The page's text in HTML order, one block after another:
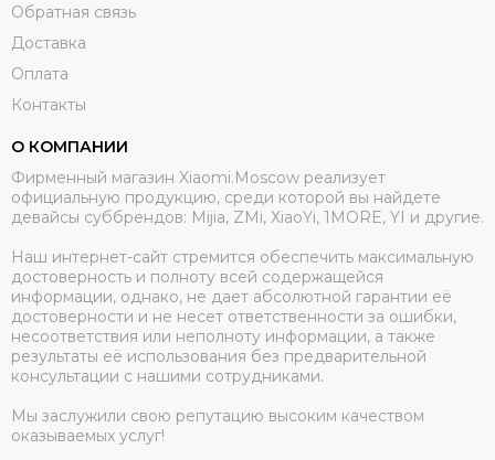
Обратная связь
Доставка
Оплата
Контакты
О КОМПАНИИ
Фирменный магазин Xiaomi.Moscow реализует
официальную продукцию, среди которой вы найдете
девайсы суббрендов: Mijia, ZMi, XiaoYi, 1MORE, YI и другие.
Наш интернет-сайт стремится обеспечить максимальную
достоверность и полноту всей содержащейся
информации, однако, не дает абсолютной гарантии её
достоверности и не несет ответственности за ошибки,
несоответствия или неполноту информации, а также
результаты её использования без предварительной
консультации с нашими сотрудниками.
Мы заслужили свою репутацию высоким качеством
оказываемых услуг!